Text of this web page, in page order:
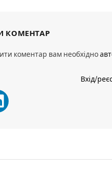
КОМЕНТАР
коментар вам необхідно
Вхід/